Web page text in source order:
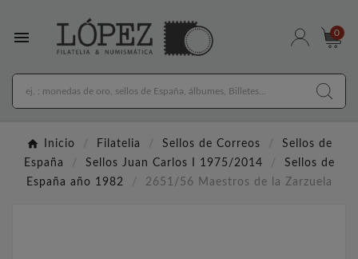
 0
Inicio Filatelia Sellos de Correos
Sellos de
España
Sellos Juan Carlos I 1975/2014
Sellos de
España año 1982
2651/56 Maestros de la Zarzuela